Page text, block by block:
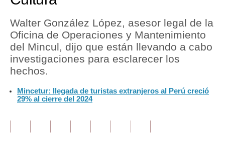
Política
Tu Dinero
Finanzas Personales
Inmobiliarias
Opinión
Walter González López, asesor legal de la
Oficina de Operaciones y Mantenimiento
del Mincul, dijo que están llevando a cabo
investigaciones para esclarecer los
hechos.
Mincetur: llegada de turistas extranjeros al Perú creció
29% al cierre del 2024